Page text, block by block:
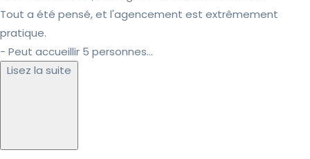
Tout a été pensé, et l'agencement est extrêmement
pratique.
- Peut accueillir 5 personnes...
Lisez la suite